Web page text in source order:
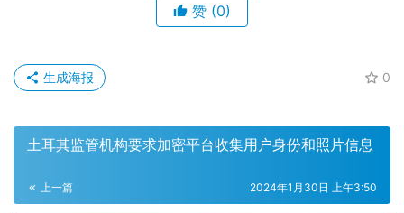
赞 (0)
0
生成海报
土耳其监管机构要求加密平台收集用户身份和照片信息
上一篇 2024年1月30日 上午3:50